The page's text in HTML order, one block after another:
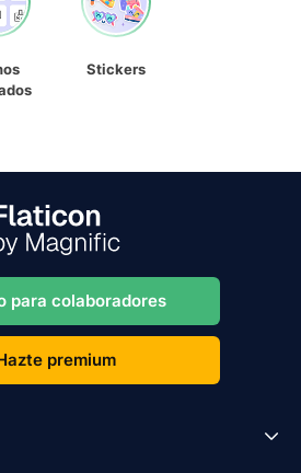
Stickers
para colaboradores
premium